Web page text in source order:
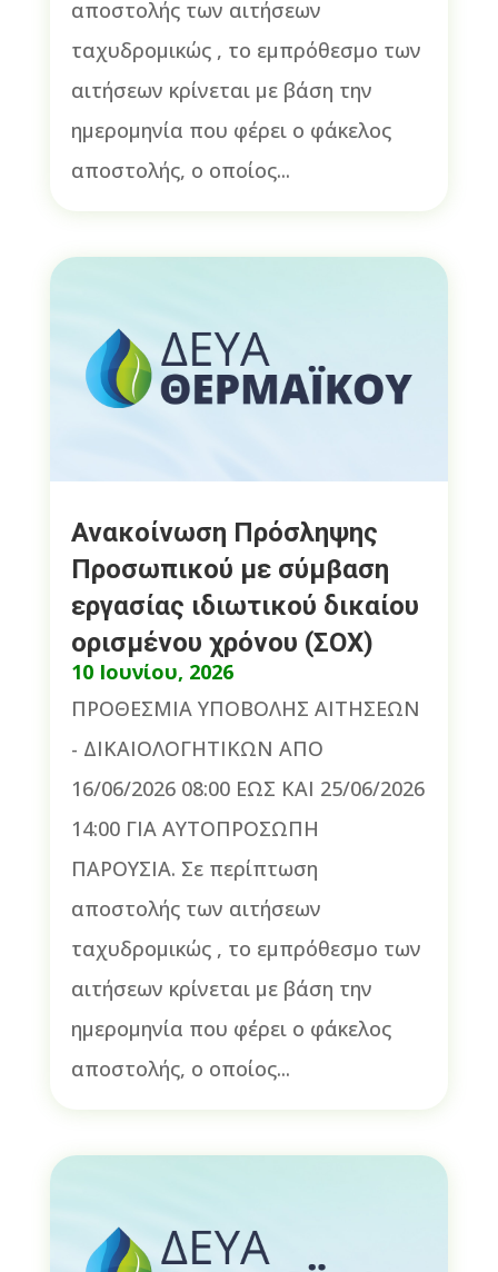
αποστολής των αιτήσεων
ταχυδρομικώς , το εμπρόθεσμο των
αιτήσεων κρίνεται με βάση την
ημερομηνία που φέρει ο φάκελος
αποστολής, ο οποίος...
Ανακοίνωση Πρόσληψης
Προσωπικού με σύμβαση
εργασίας ιδιωτικού δικαίου
ορισμένου χρόνου (ΣΟΧ)
10 Ιουνίου, 2026
ΠΡΟΘΕΣΜΙΑ ΥΠΟΒΟΛΗΣ ΑΙΤΗΣΕΩΝ
- ΔΙΚΑΙΟΛΟΓΗΤΙΚΩΝ ΑΠΟ
16/06/2026 08:00 ΕΩΣ ΚΑΙ 25/06/2026
14:00 ΓΙΑ ΑΥΤΟΠΡΟΣΩΠΗ
ΠΑΡΟΥΣΙΑ. Σε περίπτωση
αποστολής των αιτήσεων
ταχυδρομικώς , το εμπρόθεσμο των
αιτήσεων κρίνεται με βάση την
ημερομηνία που φέρει ο φάκελος
αποστολής, ο οποίος...